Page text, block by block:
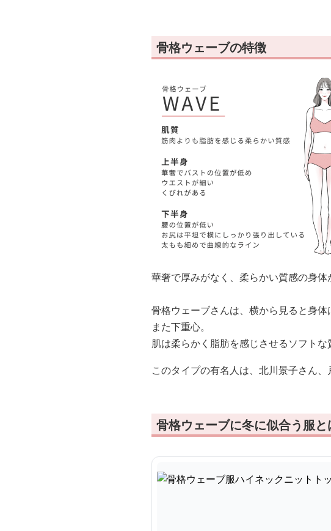
骨格ウェーブの特徴
華奢で厚みがなく、柔らかい質感の身体
骨格ウェーブさんは、横から見ると身体
また下重心。
肌は柔らかく脂肪を感じさせるソフトな
このタイプの有名人は、北川景子さん
骨格ウェーブに冬に似合う服と